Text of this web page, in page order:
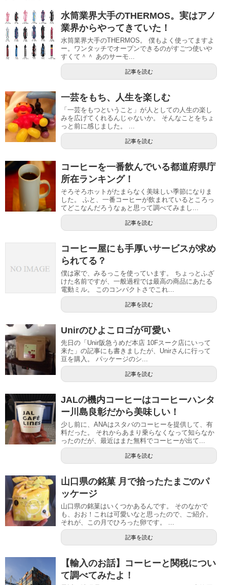
水筒業界大手のTHERMOS。実はアノ
業界からやってきていた！
水筒業界大手のTHERMOS。 僕もよく使ってますよ
ー。ワンタッチでオープンできるのがすごつ使いや
すくて＾＾ あのサーモ...
記事を読む
一芸をもち、人生を楽しむ
「一芸をもつということ」が人としての人生の楽し
みを広げてくれるんじゃないか。 そんなことをちょ
っと前に感じました。 ...
記事を読む
コーヒーを一番飲んでいる都道府県庁
所在ランキング！
そろそろホットがたまらなく美味しい季節になりま
した。 ふと、一番コーヒーが飲まれているところっ
てどこなんだろうなぁと思って調べてみまし...
記事を読む
コーヒー屋にも手厚いサービスが求め
られてる？
僕は家で、みるっこを使っています。 ちょっとふざ
けた名前ですが、一般過程では最高の商品にあたる
電動ミル。 このコンパクトさでこれ...
記事を読む
Unirのひよこロゴが可愛い
先日の「Unir阪急うめだ本店 10Fスーク店にいって
来た」の記事にも書きましたが、Unirさんに行って
豆を購入。 パッケージのシ...
記事を読む
JALの機内コーヒーはコーヒーハンタ
ー川島良彰だから美味しい！
少し前に、ANAはスタバのコーヒーを提供して、有
料だった。 それからあまり乗らなくなって知らなか
ったのだが、最近はまた無料でコーヒーが出て...
記事を読む
山口県の銘菓 月で拾ったたまごのパ
ッケージ
山口県の銘菓はいくつかあるんです。 そのなかで
も、おお！これは可愛いなと思ったので、ご紹介。
それが、この月でひろった卵です。 ...
記事を読む
【輸入のお話】コーヒーと関税につい
て調べてみたよ！